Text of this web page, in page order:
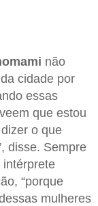
não
cidade por
essas
que estou
o que
disse. Sempre
intérprete
“porque
mulheres